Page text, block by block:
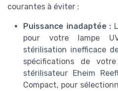
courantes à éviter :
Puissance inadaptée :
pour votre lampe
stérilisation inefficace
spécifications de
stérilisateur Eheim
Compact, pour